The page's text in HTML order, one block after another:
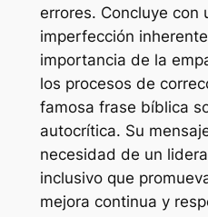
errores. Concluye con
imperfección
importancia de la
los procesos de
famosa frase bíblica
autocrítica. Su
necesidad de un
inclusivo que
mejora continua y